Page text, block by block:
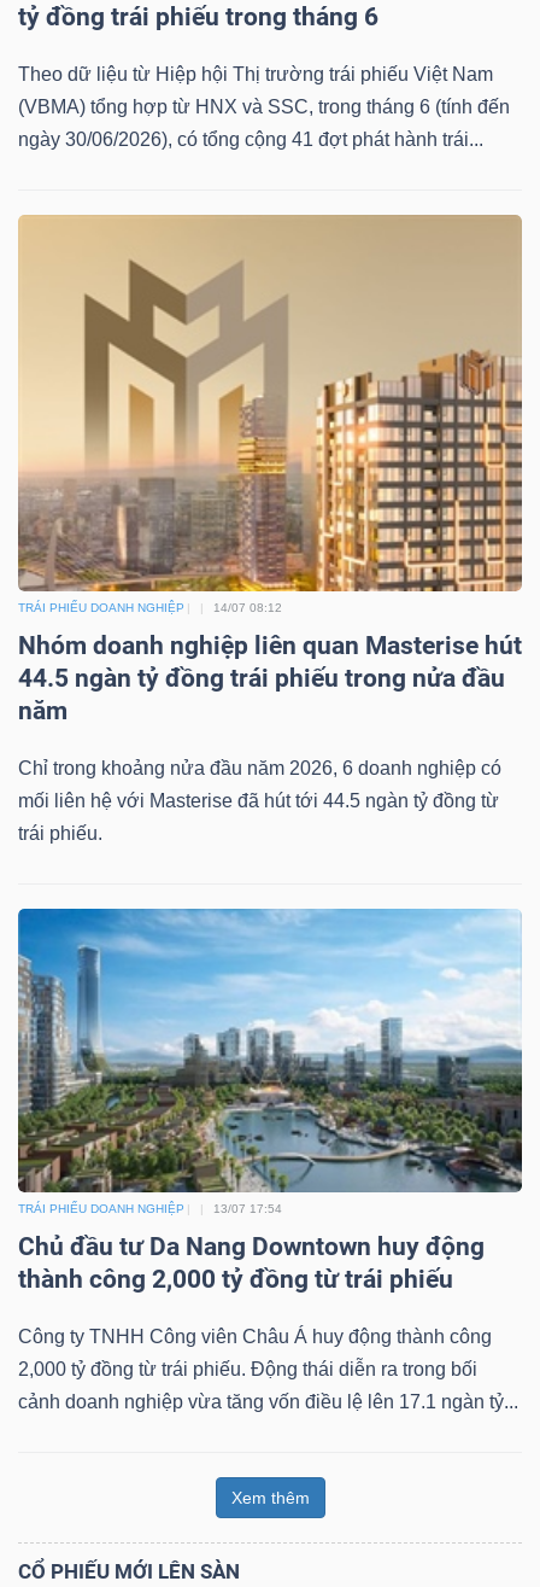
tỷ đồng trái phiếu trong tháng 6
Theo dữ liệu từ Hiệp hội Thị trường trái phiếu Việt Nam
(VBMA) tổng hợp từ HNX và SSC, trong tháng 6 (tính đến
ngày 30/06/2026), có tổng cộng 41 đợt phát hành trái...
TRÁI PHIẾU DOANH NGHIỆP 14/07 08:12
Nhóm doanh nghiệp liên quan Masterise hút
44.5 ngàn tỷ đồng trái phiếu trong nửa đầu
năm
Chỉ trong khoảng nửa đầu năm 2026, 6 doanh nghiệp có
mối liên hệ với Masterise đã hút tới 44.5 ngàn tỷ đồng từ
trái phiếu.
TRÁI PHIẾU DOANH NGHIỆP 13/07 17:54
Chủ đầu tư Da Nang Downtown huy động
thành công 2,000 tỷ đồng từ trái phiếu
Công ty TNHH Công viên Châu Á huy động thành công
2,000 tỷ đồng từ trái phiếu. Động thái diễn ra trong bối
cảnh doanh nghiệp vừa tăng vốn điều lệ lên 17.1 ngàn tỷ...
Xem thêm
CỔ PHIẾU MỚI LÊN SÀN